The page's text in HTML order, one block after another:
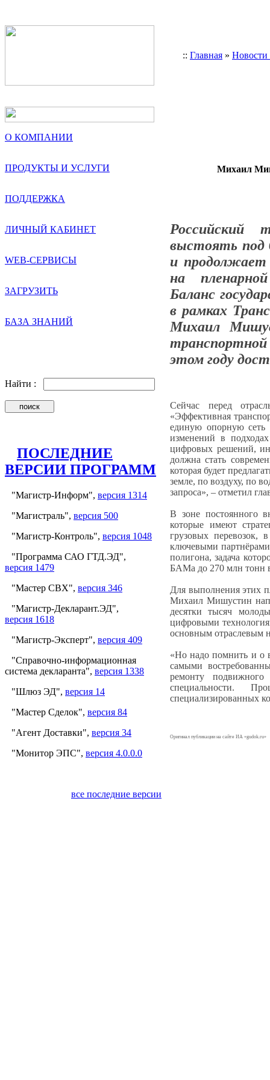
:: Главная »
О КОМПАНИИ
ПРОДУКТЫ И УСЛУГИ
ПОДДЕРЖКА
ЛИЧНЫЙ КАБИНЕТ
WEB-СЕРВИСЫ
ЗАГРУЗИТЬ
БАЗА ЗНАНИЙ
Найти :
ПОСЛЕДНИЕ
ВЕРСИИ ПРОГРАММ
"Магистр-Информ", версия 1314
"Магистраль", версия 500
"Магистр-Контроль", версия 1048
"Программа САО ГТД.ЭД",
версия 1479
"Мастер СВХ", версия 346
"Магистр-Декларант.ЭД",
версия 1618
"Магистр-Эксперт", версия 409
"Справочно-информационная
система декларанта", версия 1338
"Шлюз ЭД", версия 14
"Мастер Сделок", версия 84
"Агент Доставки", версия 34
"Монитор ЭПС", версия 4.0.0.0
все последние версии
Михаил
Российский
выстоять под
и продолжает
на
Баланс
в рамках
Михаил
этом году
Сейчас перед
«Эффективная
единую опорную сеть
изменений в
цифровых решений,
должна стать
которая будет
земле, по воздуху, по
запроса», – отметил
В зоне постоянного
которые имеют
грузовых перевозок,
ключевыми
полигона, задача
БАМа до 270 млн тонн
Для выполнения этих
Михаил Мишустин
десятки тысяч
цифровыми
основным отраслевым
«Но надо помнить и о
самыми
ремонту
специальности.
специализированных
Оригинал публикации на сайте ИА «gudok.ru»